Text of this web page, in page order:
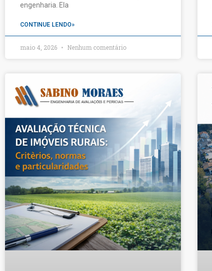
engenharia. Ela
CONTINUE LENDO»
maio 4, 2026 Nenhum comentário